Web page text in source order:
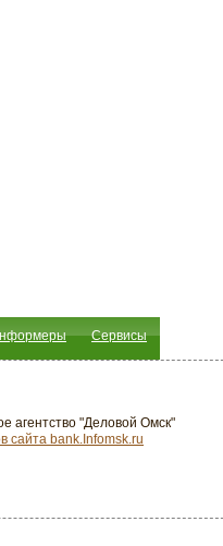
Сервисы
"Деловой Омск"
сайта bank.Infomsk.ru